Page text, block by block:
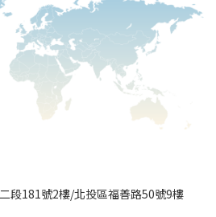
段181號2樓/北投區福善路50號9樓